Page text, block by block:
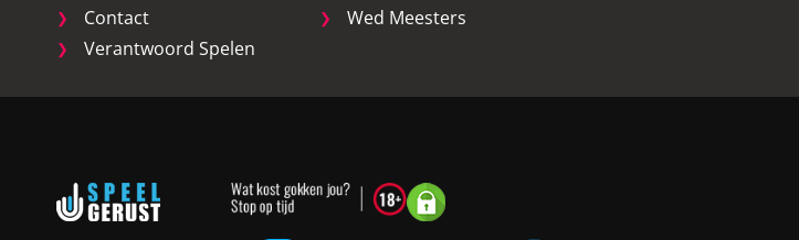
Contact
Verantwoord Spelen
Wed Meesters